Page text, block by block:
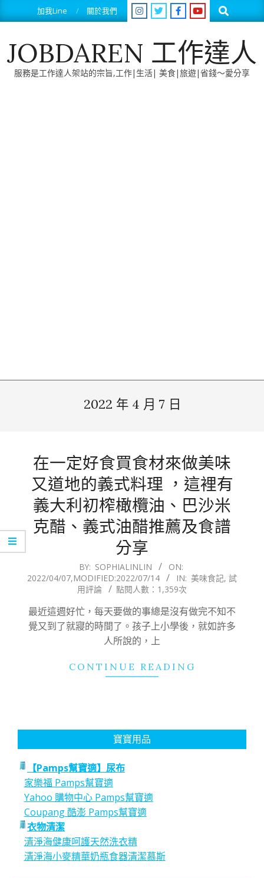
to
加我Line 關於我們 Search
JOBDAREN 工作達人
服務是工作達人架站的宗旨,工作|生活| 美食|旅遊|省錢～愛分享
2022 年 4 月 7 日
在一定好食買食材來做美味
又道地的義式料理 ，這裡有
義大利初榨橄欖油、巴沙米
克醋、義式油醋推薦及食譜
分享
04-
BY: SOPHIALINLIN
ON:
2022/04/07,MODIFIED:2022/07/14 IN: 美味食記, 試
用評論
點閱人數：1,359次
最近這週好忙，每天要做的事總是沒有做完不知不
覺又到了就寢的時間了。孩子上小學後，就如許多
人所說的，上
CONTINUE READING
寶寶用品
【Pamps幫寶適】尿布
家樂福 Pamps幫寶適
Yahoo 購物中心 Pamps幫寶適
Coupang 酷澎 Pamps幫寶適
衣物清潔
清淨海健康呵護天然洗衣精
清淨海小麥精華奶瓶食器清潔慕斯